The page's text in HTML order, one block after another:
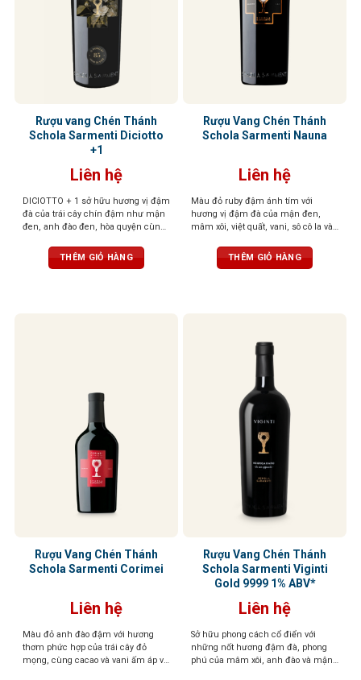
Rượu vang Chén Thánh
Schola Sarmenti Diciotto
+1
Liên hệ
DICIOTTO + 1 sở hữu hương vị đậm
đà của trái cây chín đậm như mận
đen, anh đào đen, hòa quyện cùng
rượu mạnh mẽ, tròn đầy, tannin
mượt mà và hậu vị kéo dài ấm áp,
THÊM GIỎ HÀNG
Rượu Vang Chén Thánh
Schola Sarmenti Nauna
Liên hệ
Màu đỏ ruby đậm ánh tím với
hương vị đậm đà của mận đen,
mâm xôi, việt quất, vani, sô cô la và
với vị chát mềm mại và dư vị trái
cây khô kéo dài
THÊM GIỎ HÀNG
Rượu Vang Chén Thánh
Schola Sarmenti Corimei
Liên hệ
Màu đỏ anh đào đậm với hương
thơm phức hợp của trái cây đỏ
mọng, cùng cacao và vani ấm áp và
Rượu Vang Chén Thánh
Schola Sarmenti Viginti
Gold 9999 1% ABV*
Liên hệ
Sở hữu phong cách cổ điển với
những nốt hương đậm đà, phong
phú của mâm xôi, anh đào và mận,